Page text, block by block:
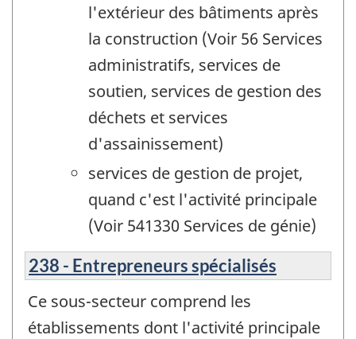
l'extérieur des bâtiments après
la construction (Voir 56 Services
administratifs, services de
soutien, services de gestion des
déchets et services
d'assainissement)
services de gestion de projet,
quand c'est l'activité principale
(Voir 541330 Services de génie)
238 - Entrepreneurs spécialisés
Ce sous-secteur comprend les
établissements dont l'activité principale